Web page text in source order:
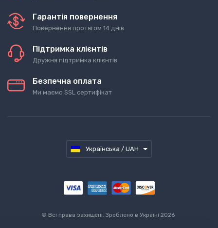
Гарантія повернення
Повернення протягом 14 днів
Підтримка клієнтів
Дружня підтримка клієнтів
Безпечна оплата
Ми маємо SSL сертифікат
Українська / UAH
© Всі права захищені. Зроблено в Україні 2026